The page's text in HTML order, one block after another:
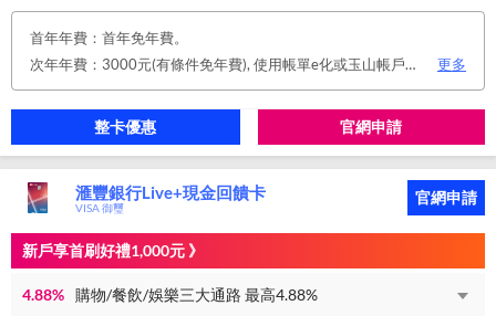
首年年費：首年免年費。
次年年費：3000元(有條件免年費), 使用帳單e化或玉山帳戶自動扣繳信用卡款或任消費一筆享免年費優惠。
更多
整卡優惠 官網申請
滙豐銀行Live+現金回饋卡
VISA 御璽
官網申請
新戶享首刷好禮1,000元 》
4.88% 購物/餐飲/娛樂三大通路 最高4.88%